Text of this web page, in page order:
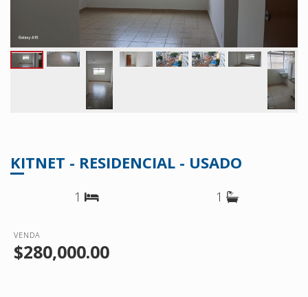
KITNET - RESIDENCIAL - USADO
1 1
VENDA
$280,000.00